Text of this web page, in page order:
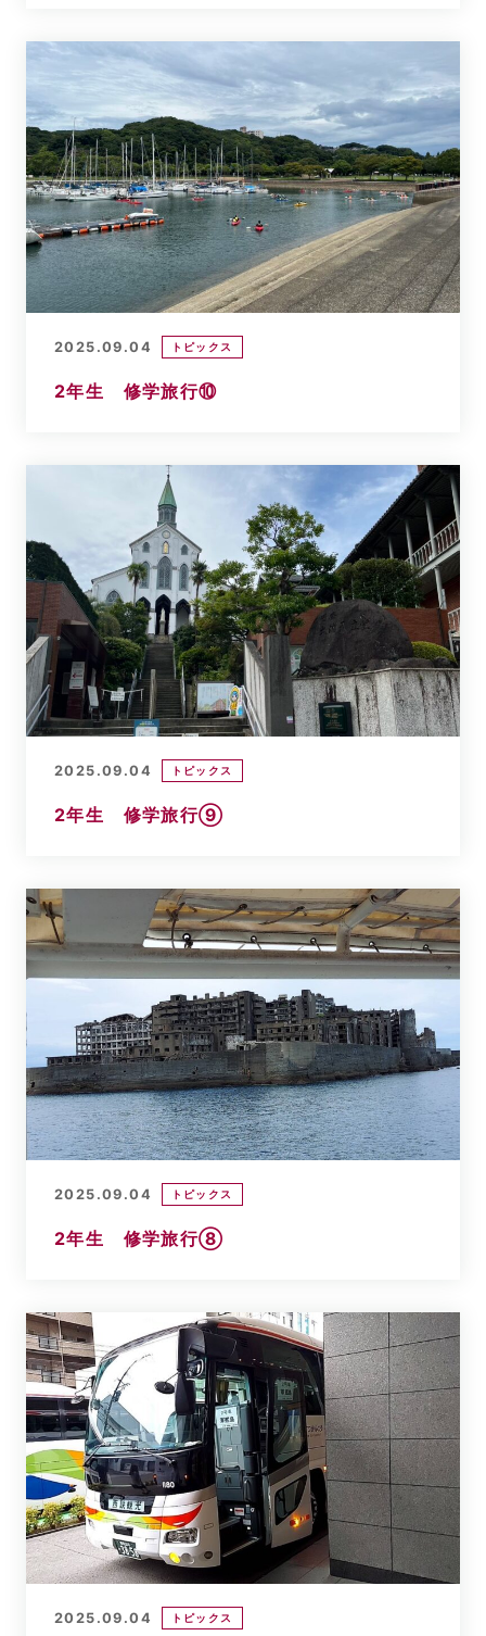
2025.09.04 トピックス
2年生 修学旅行⑩
2025.09.04 トピックス
2年生 修学旅行⑨
2025.09.04 トピックス
2年生 修学旅行⑧
2025.09.04 トピックス